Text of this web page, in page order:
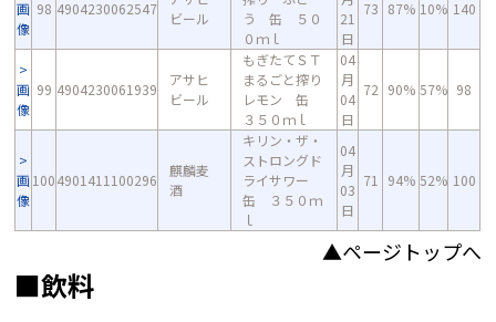
画
像
98 4904230062547
ビール
う 缶 ５０
０ｍｌ
21
日
73 87% 10% 140
画
像
99 4904230061939
アサヒ
ビール
もぎたてＳＴ
まるごと搾り
レモン 缶
３５０ｍｌ
04
月
04
日
72 90% 57% 98
画
像
1004901411100296
麒麟麦
酒
キリン・ザ・
ストロングド
ライサワー
缶 ３５０ｍ
ｌ
04
月
03
日
71 94% 52% 100
▲ページトップへ
■飲料